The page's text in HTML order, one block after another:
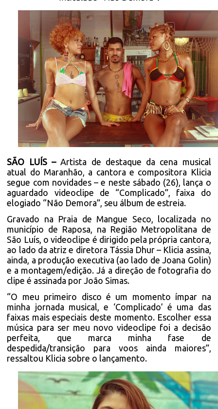
SÃO LUÍS – Artista de destaque da cena musical
atual do Maranhão, a cantora e compositora Klicia
segue com novidades – e neste sábado (26), lança o
aguardado videoclipe de “Complicado”, faixa do
elogiado “Não Demora”, seu álbum de estreia.
Gravado na Praia de Mangue Seco, localizada no
município de Raposa, na Região Metropolitana de
São Luís, o videoclipe é dirigido pela própria cantora,
ao lado da atriz e diretora Tássia Dhur – Klicia assina,
ainda, a produção executiva (ao lado de Joana Golin)
e a montagem/edição. Já a direção de fotografia do
clipe é assinada por João Simas.
“O meu primeiro disco é um momento ímpar na
minha jornada musical, e ‘Complicado’ é uma das
faixas mais especiais deste momento. Escolher essa
música para ser meu novo videoclipe foi a decisão
perfeita, que marca minha fase de
despedida/transição para voos ainda maiores”,
ressaltou Klicia sobre o lançamento.